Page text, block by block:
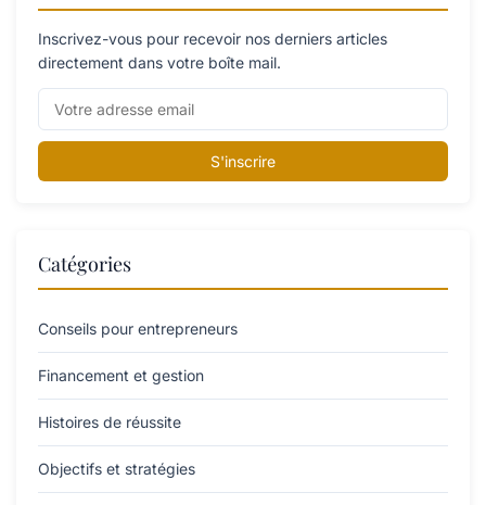
Inscrivez-vous pour recevoir nos derniers articles
directement dans votre boîte mail.
S'inscrire
Catégories
Conseils pour entrepreneurs
Financement et gestion
Histoires de réussite
Objectifs et stratégies